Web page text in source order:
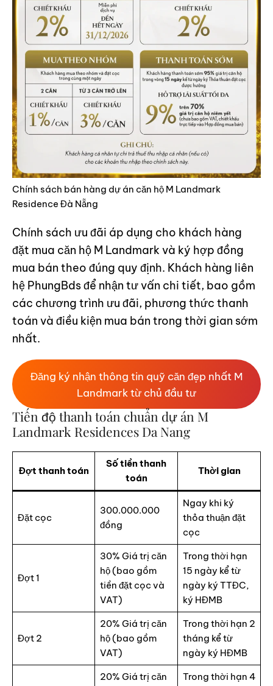
Chính sách bán hàng dự án căn hộ M Landmark
Residence Đà Nẵng
Chính sách ưu đãi áp dụng cho khách hàng
đặt mua căn hộ M Landmark và ký hợp đồng
mua bán theo đúng quy định. Khách hàng liên
hệ PhungBds để nhận tư vấn chi tiết, bao gồm
các chương trình ưu đãi, phương thức thanh
toán và điều kiện mua bán trong thời gian sớm
nhất.
Đăng ký nhận thông tin quỹ căn đẹp nhất M
Landmark từ chủ đầu tư
Tiến độ thanh toán chuẩn dự án M
Landmark Residences Da Nang
Đợt thanh toán
Số tiền thanh
toán
Thời gian
Đặt cọc
300.000.000
đồng
Ngay khi ký
thỏa thuận đặt
cọc
Đợt 1
30% Giá trị căn
hộ (bao gồm
tiền đặt cọc và
VAT)
Trong thời hạn
15 ngày kể từ
ngày ký TTĐC,
ký HĐMB
Đợt 2
20% Giá trị căn
hộ (bao gồm
VAT)
Trong thời hạn 2
tháng kể từ
ngày ký HĐMB
20% Giá trị căn
Trong thời hạn 4